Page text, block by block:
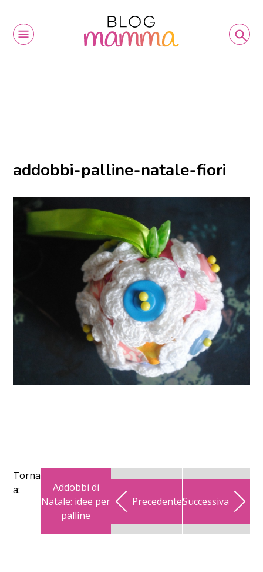
addobbi-palline-natale-fiori
Torna
a:
Addobbi di
Natale: idee per
palline
PrecedenteSuccessiva